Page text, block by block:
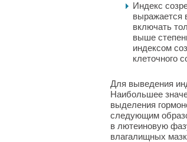
Индекс
выражается
включать
выше
индексом
клеточного
Для выведения
Наибольшее
выделения
следующим
в лютеиновую
влагалищных